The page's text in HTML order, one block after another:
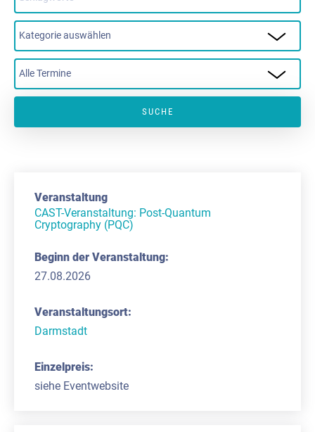
CAST-Veranstaltung: Post-Quantum
Cryptography (PQC)
27.08.2026
Darmstadt
siehe Eventwebsite